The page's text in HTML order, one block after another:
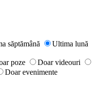
săptămână
Ultima lună
poze
Doar videouri
Doar evenimente